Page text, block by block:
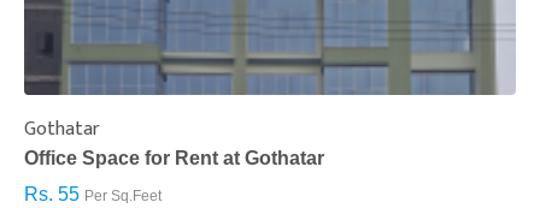
Gothatar
Office Space for Rent at Gothatar
Rs. 55 Per Sq.Feet